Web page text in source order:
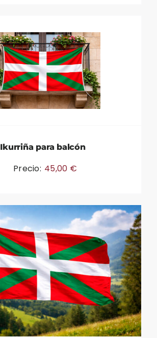
Ikurriña para balcón
Precio: 45,00 €